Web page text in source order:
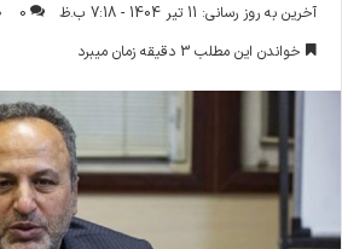
ا
ل
ی
آخرین به روز رسانی: 11 تیر 1404 - 7:18 ب.ظ
0
خواندن این مطلب 3 دقیقه زمان میبرد